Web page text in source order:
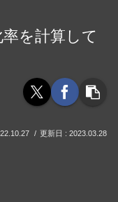
を計算して
2023.03.28